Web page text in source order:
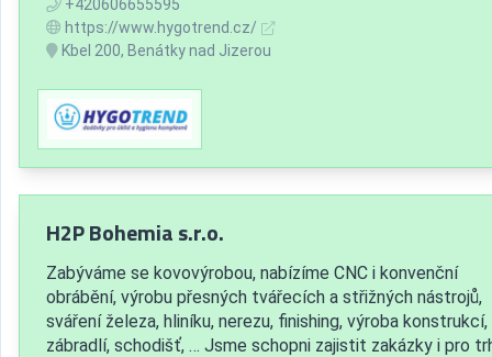
+420606655595
https://www.hygotrend.cz/
Kbel 200, Benátky nad Jizerou
H2P Bohemia s.r.o.
Zabýváme se kovovýrobou, nabízíme CNC i konvenční
obrábění, výrobu přesných tvářecích a střižných nástrojů,
sváření železa, hliníku, nerezu, finishing, výroba konstrukcí,
zábradlí, schodišť, … Jsme schopni zajistit zakázky i pro